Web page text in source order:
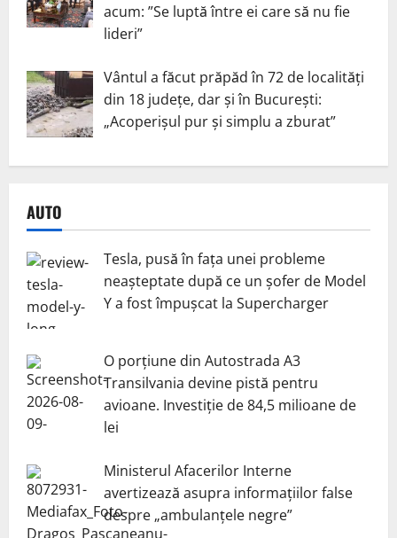
acum: ”Se luptă între ei care să nu fie
lideri”
Vântul a făcut prăpăd în 72 de localități
din 18 județe, dar și în București:
„Acoperișul pur și simplu a zburat”
AUTO
Tesla, pusă în fața unei probleme
neașteptate după ce un șofer de Model
Y a fost împușcat la Supercharger
O porțiune din Autostrada A3
Transilvania devine pistă pentru
avioane. Investiție de 84,5 milioane de
lei
Ministerul Afacerilor Interne
avertizează asupra informațiilor false
despre „ambulanțele negre”